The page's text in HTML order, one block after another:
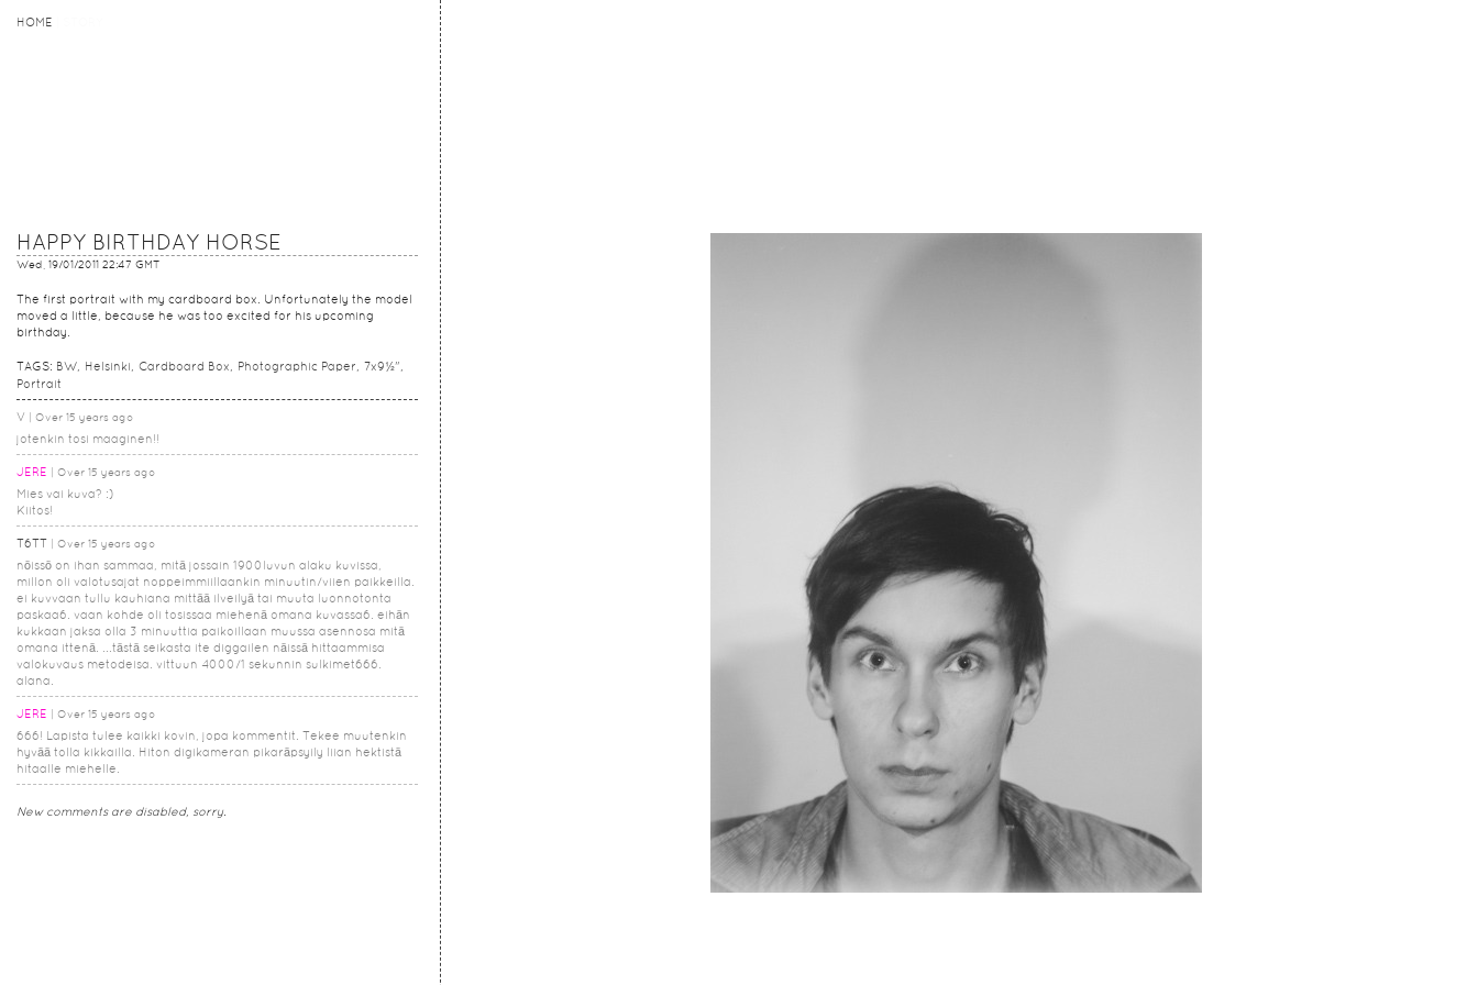
HOME
HOME
HAPPY BIRTHDAY HORSE
Wed, 19/01/2011 22:47 GMT
The first portrait with my cardboard box. Unfortunately the model
moved a little, because he was too excited for his upcoming
birthday.
TAGS: BW Helsinki Cardboard Box Photographic Paper
7x9½"
Portrait
V Over 15 years ago
jotenkin tosi maaginen!!
JERE Over 15 years ago
Mies vai kuva? :)
Kiitos!
T6TT Over 15 years ago
nöissö on ihan sammaa, mitä jossain 1900luvun alaku kuvissa,
millon oli valotusajat noppeimmiillaankin minuutin/viien paikkeilla.
ei kuvvaan tullu kauhiana mittää ilveilyä tai muuta luonnotonta
paskaa6. vaan kohde oli tosissaa miehenä omana kuvassa6. eihän
kukkaan jaksa olla 3 minuuttia paikoillaan muussa asennosa mitä
omana ittenä. ...tästä seikasta ite diggailen näissä hittaammisa
valokuvaus metodeisa. vittuun 4000/1 sekunnin sulkimet666.
alana.
JERE Over 15 years ago
666! Lapista tulee kaikki kovin, jopa kommentit. Tekee muutenkin
hyvää tolla kikkailla. Hiton digikameran pikaräpsyily liian hektistä
hitaalle miehelle.
New comments are disabled, sorry.